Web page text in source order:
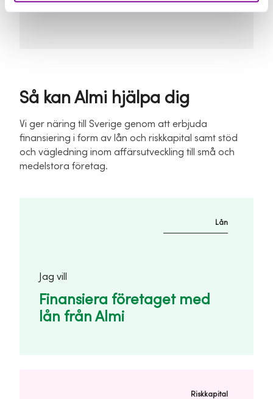
Så kan Almi hjälpa dig
Vi ger näring till Sverige genom att erbjuda
finansiering i form av lån och riskkapital samt stöd
och vägledning inom affärsutveckling till små och
medelstora företag.
Lån
Jag vill
Finansiera företaget med
lån från Almi
Riskkapital